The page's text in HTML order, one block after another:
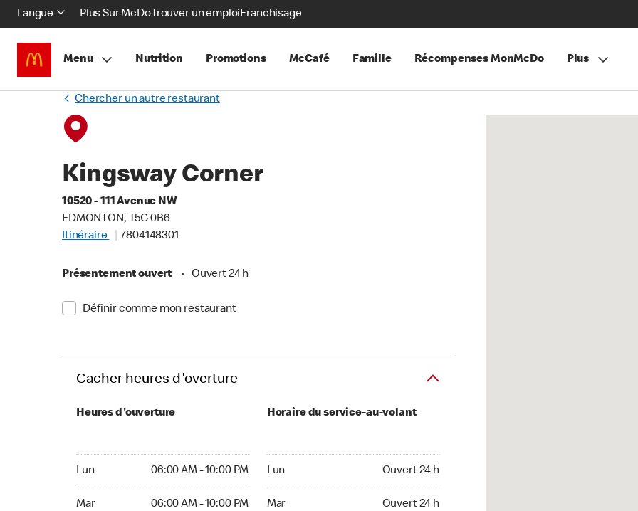
Langue Plus Sur McDoTrouver un emploiFranchisage
Menu Nutrition Promotions McCafé Famille Récompenses MonMcDo Plus
Chercher un autre restaurant
Kingsway Corner
10520 - 111 Avenue NW
EDMONTON, T5G 0B6
Itinéraire
7804148301
Présentement ouvert • Ouvert 24 h
Définir comme mon restaurant
Cacher heures d'overture
Heures d'ouverture
Lun 06:00 AM - 10:00 PM
Mar 06:00 AM - 10:00 PM
Horaire du service-au-volant
Lun Ouvert 24 h
Mar Ouvert 24 h